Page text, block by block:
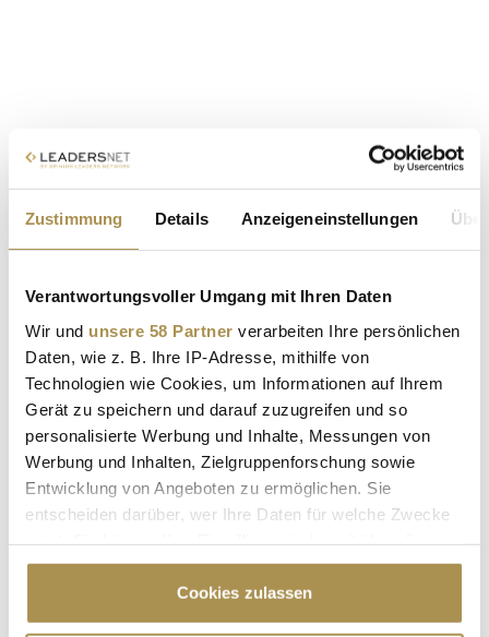
Zustimmung Details Anzeigeneinstellungen
Verantwortungsvoller Umgang mit Ihren Daten
Wir und unsere 58 Partner verarbeiten Ihre persönlichen
Daten, wie z. B. Ihre IP-Adresse, mithilfe von
Technologien wie Cookies, um Informationen auf Ihrem
Gerät zu speichern und darauf zuzugreifen und so
personalisierte Werbung und Inhalte, Messungen von
Werbung und Inhalten, Zielgruppenforschung sowie
Entwicklung von Angeboten zu ermöglichen. Sie
entscheiden darüber, wer Ihre Daten für welche Zwecke
Cookie-Erklärung oder durch Klicken auf das Privacy
Trigger Symbol ändern oder widerrufen
Cookies zulassen